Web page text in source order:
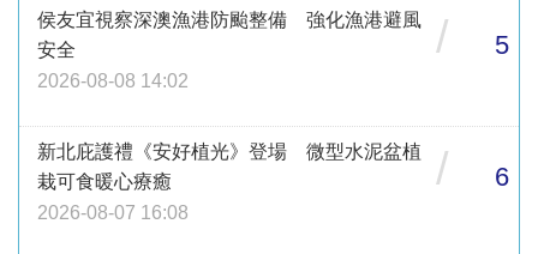
侯友宜視察深澳漁港防颱整備 強化漁港避風
安全
2026-08-08 14:02
/ 5
新北庇護禮《安好植光》登場 微型水泥盆植
栽可食暖心療癒
2026-08-07 16:08
/ 6